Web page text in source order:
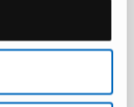
huoneeseen
huoneen